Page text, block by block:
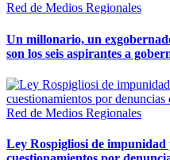
Red de Medios Regionales
Un millonario, un
son los seis aspirantes a
Red de Medios Regionales
Ley Rospigliosi de